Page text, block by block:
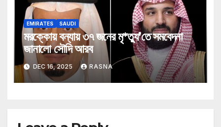
EMIRATES SAUDI
মরক্কোয় বন্যায় ৩৭ জনের মৃ*ত্যু’তে সমবেদনা
জানালো সৌদি আরব
DEC 16, 2025 RASNA